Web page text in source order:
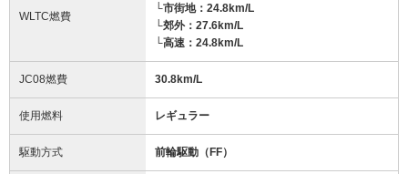
WLTC燃費
└市街地：24.8km/L
└郊外：27.6km/L
└高速：24.8km/L
JC08燃費 30.8km/L
使用燃料 レギュラー
駆動方式 前輪駆動（FF）